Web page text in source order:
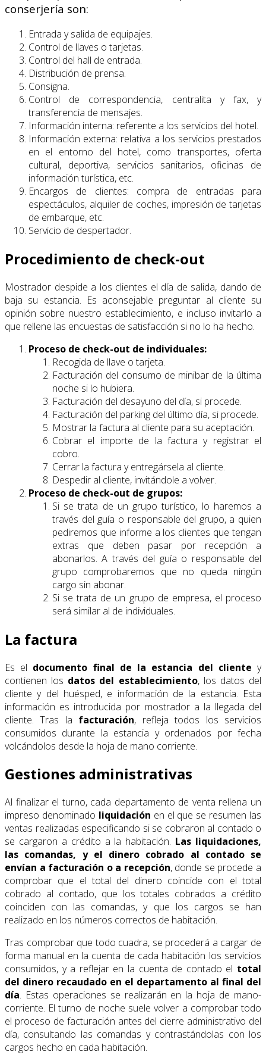
conserjería son:
Entrada y salida de equipajes.
Control de llaves o tarjetas.
Control del hall de entrada.
Distribución de prensa.
Consigna.
Control de correspondencia, centralita y fax, y
transferencia de mensajes.
Información interna: referente a los servicios del hotel.
Información externa: relativa a los servicios prestados
en el entorno del hotel, como transportes, oferta
cultural, deportiva, servicios sanitarios, oficinas de
información turística, etc.
Encargos de clientes: compra de entradas para
espectáculos, alquiler de coches, impresión de tarjetas
de embarque, etc.
Servicio de despertador.
Procedimiento de check-out
Mostrador despide a los clientes el día de salida, dando de
baja su estancia. Es aconsejable preguntar al cliente su
opinión sobre nuestro establecimiento, e incluso invitarlo a
que rellene las encuestas de satisfacción si no lo ha hecho.
Proceso de check-out de individuales:
Recogida de llave o tarjeta.
Facturación del consumo de minibar de la última
noche si lo hubiera.
Facturación del desayuno del día, si procede.
Facturación del parking del último día, si procede.
Mostrar la factura al cliente para su aceptación.
Cobrar el importe de la factura y registrar el
cobro.
Cerrar la factura y entregársela al cliente.
Despedir al cliente, invitándole a volver.
Proceso de check-out de grupos:
Si se trata de un grupo turístico, lo haremos a
través del guía o responsable del grupo, a quien
pediremos que informe a los clientes que tengan
extras que deben pasar por recepción a
abonarlos. A través del guía o responsable del
grupo comprobaremos que no queda ningún
cargo sin abonar.
Si se trata de un grupo de empresa, el proceso
será similar al de individuales.
La factura
Es el documento final de la estancia del cliente y
contienen los datos del establecimiento, los datos del
cliente y del huésped, e información de la estancia. Esta
información es introducida por mostrador a la llegada del
cliente. Tras la facturación, refleja todos los servicios
consumidos durante la estancia y ordenados por fecha
volcándolos desde la hoja de mano corriente.
Gestiones administrativas
Al finalizar el turno, cada departamento de venta rellena un
impreso denominado liquidación en el que se resumen las
ventas realizadas especificando si se cobraron al contado o
se cargaron a crédito a la habitación. Las liquidaciones,
las comandas, y el dinero cobrado al contado se
envían a facturación o a recepción, donde se procede a
comprobar que el total del dinero coincide con el total
cobrado al contado, que los totales cobrados a crédito
coinciden con las comandas, y que los cargos se han
realizado en los números correctos de habitación.
Tras comprobar que todo cuadra, se procederá a cargar de
forma manual en la cuenta de cada habitación los servicios
consumidos, y a reflejar en la cuenta de contado el total
del dinero recaudado en el departamento al final del
día. Estas operaciones se realizarán en la hoja de mano-
corriente. El turno de noche suele volver a comprobar todo
el proceso de facturación antes del cierre administrativo del
día, consultando las comandas y contrastándolas con los
cargos hecho en cada habitación.